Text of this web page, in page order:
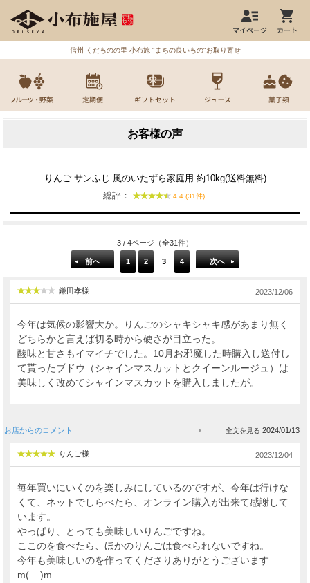
信州 くだものの里 小布施 "まちの良いもの"お取り寄せ
お客様の声
りんご サンふじ 風のいたずら家庭用 約10kg(送料無料)
総評：
4.4 (31件)
3 / 4ページ（全31件）
前へ 1 2 3 4 次へ
鎌田孝様 2023/12/06
今年は気候の影響大か。りんごのシャキシャキ感があまり無く
どちらかと言えば切る時から硬さが目立った。
酸味と甘さもイマイチでした。10月お邪魔した時購入し送付し
て貰ったブドウ（シャインマスカットとクイーンルージュ）は
美味しく改めてシャインマスカットを購入しましたが。
お店からのコメント 2024/01/13
りんご様 2023/12/04
毎年買いにいくのを楽しみにしているのですが、今年は行けな
くて、ネットでしらべたら、オンライン購入が出来て感謝して
います。
やっぱり、とっても美味しいりんごですね。
ここのを食べたら、ほかのりんごは食べられないですね。
今年も美味しいのを作ってくださりありがとうございます
m(__)m